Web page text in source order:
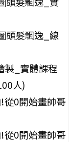
頭髮飄逸_線
製_實體課程
人)
從0開始畫帥哥
從0開始畫帥哥